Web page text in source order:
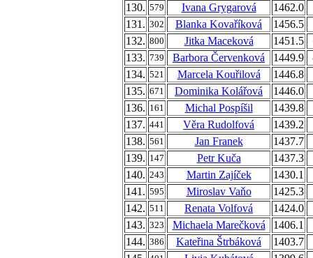
130. 579 Ivana Grygarová
1462.0
131. 302 Blanka Kovaříková
1456.5
132. 800 Jitka Maceková 1451.5
133. 739 Barbora Červenková 1449.9
134. 521 Marcela Kouřilová
1446.8
135. 671 Dominika Kolářová
1446.0
136. 161 Michal Pospíšil
1439.8
137. 441 Věra Rudolfová
1439.2
138. 561 Jan Franek
1437.7
139. 147 Petr Kuča
1437.3
140. 243 Martin Zajíček
1430.1
141. 595 Miroslav Vaňo
1425.3
142. 511 Renata Volfová
1424.0
143. 323 Michaela Marečková
1406.1
144. 386 Kateřina Štrbáková
1403.7